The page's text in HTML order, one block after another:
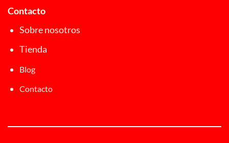
Contacto
Sobre nosotros
Tienda
Blog
Contacto